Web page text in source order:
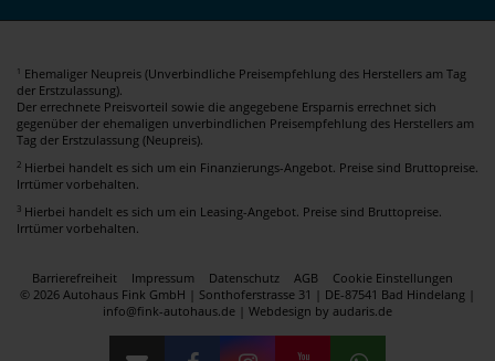
1 Ehemaliger Neupreis (Unverbindliche Preisempfehlung des Herstellers am Tag
der Erstzulassung).
Der errechnete Preisvorteil sowie die angegebene Ersparnis errechnet sich
gegenüber der ehemaligen unverbindlichen Preisempfehlung des Herstellers am
Tag der Erstzulassung (Neupreis).
2 Hierbei handelt es sich um ein Finanzierungs-Angebot. Preise sind Bruttopreise.
Irrtümer vorbehalten.
3 Hierbei handelt es sich um ein Leasing-Angebot. Preise sind Bruttopreise.
Irrtümer vorbehalten.
Barrierefreiheit Impressum Datenschutz AGB
Cookie Einstellungen
© 2026 Autohaus Fink GmbH | Sonthoferstrasse 31 | DE-87541 Bad Hindelang |
info@fink-autohaus.de | Webdesign by audaris.de